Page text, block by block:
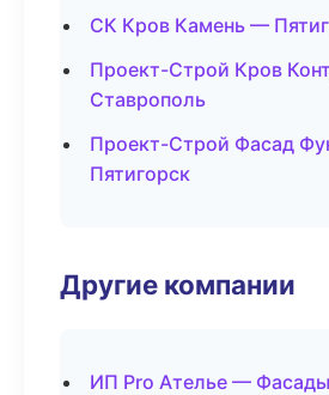
СК Кров Камень —
Проект-Строй Кров
Ставрополь
Проект-Строй Фасад
Пятигорск
Другие компании
ИП Pro Ателье —